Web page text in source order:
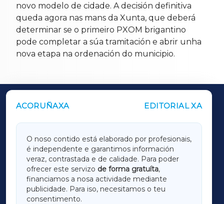
novo modelo de cidade. A decisión definitiva
queda agora nas mans da Xunta, que deberá
determinar se o primeiro PXOM brigantino
pode completar a súa tramitación e abrir unha
nova etapa na ordenación do municipio.
ACORUÑAXA EDITORIAL XA
O noso contido está elaborado por profesionais,
é independente e garantimos información
veraz, contrastada e de calidade. Para poder
ofrecer este servizo de forma gratuíta,
financiamos a nosa actividade mediante
publicidade. Para iso, necesitamos o teu
consentimento.
OUTROS PERIÓDICOS
LUGOXA
TERRACHAXA